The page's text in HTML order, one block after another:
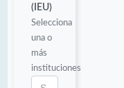
(IEU)
Selecciona
una o
más
instituciones